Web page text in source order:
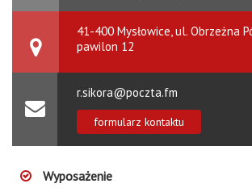
41-400 Mysłowice, ul. Obrzeżna
pawilon 12
r.sikora@poczta.fm
formularz kontaktu
Wyposażenie